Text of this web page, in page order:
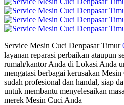
Service Mesin Cuci Denpasar Timur
layanan reparasi perbaikan ataupun
rumah/kantor Anda di Lokasi Anda
mengatasi berbagai kerusakan
sudah profesional dan handal, siap
untuk membantu menyelesaikan
merek Mesin Cuci Anda